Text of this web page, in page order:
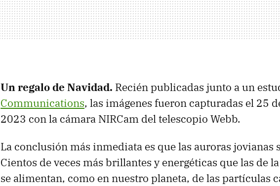
Un regalo de Navidad. Recién publicadas junto a un
Communications, las imágenes fueron capturadas el 25
2023 con la cámara NIRCam del telescopio Webb.
La conclusión más inmediata es que las auroras jovianas
Cientos de veces más brillantes y energéticas que las de
se alimentan, como en nuestro planeta, de las partículas